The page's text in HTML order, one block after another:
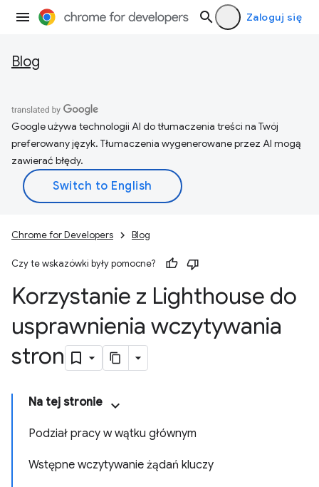
Zaloguj się
Blog
Google używa technologii AI do tłumaczenia treści na Twój
preferowany język. Tłumaczenia wygenerowane przez AI mogą
zawierać błędy.
Chrome for Developers Blog
Czy te wskazówki były pomocne?
Korzystanie z Lighthouse do
usprawnienia wczytywania
stron
Na tej stronie
Podział pracy w wątku głównym
Wstępne wczytywanie żądań kluczy